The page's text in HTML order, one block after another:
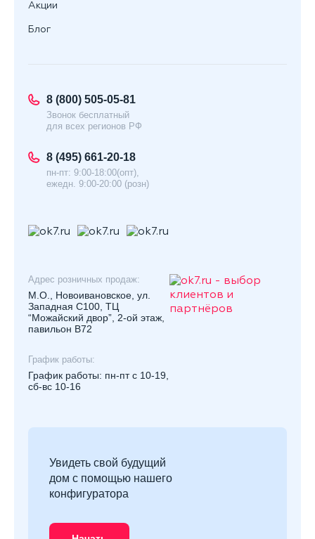
Акции
Блог
8 (800) 505-05-81
Звонок бесплатный
для всех регионов РФ
8 (495) 661-20-18
пн-пт: 9:00-18:00(опт),
ежедн. 9:00-20:00 (розн)
Адрес розничных продаж:
М.О., Новоивановское, ул.
Западная С100, ТЦ
“Можайский двор”, 2-ой этаж,
павильон В72
График работы:
График работы: пн-пт с 10-19,
сб-вс 10-16
Увидеть свой будущий
дом с помощью нашего
конфигуратора